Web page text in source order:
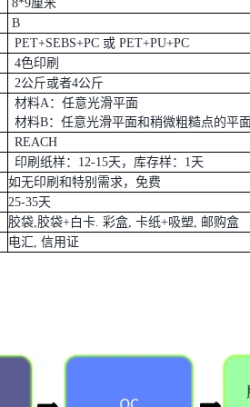
8*9厘米
B
PET+SEBS+PC 或 PET+PU+PC
4色印刷
2公斤或者4公斤
材料A：任意光滑平面
材料B：任意光滑平面和稍微粗糙点的平
REACH
印刷纸样：12-15天，库存样：1天
如无印刷和特别需求，免费
25-35天
胶袋,胶袋+白卡. 彩盒, 卡纸+吸塑, 邮购盒
电汇, 信用证